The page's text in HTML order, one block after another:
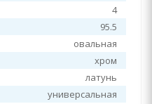
4
95.5
овальная
хром
латунь
универсальная